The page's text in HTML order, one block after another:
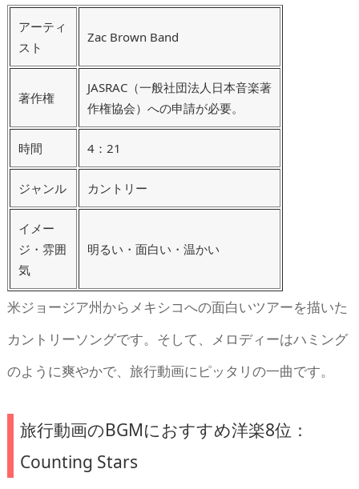
アーティ
スト
Zac Brown Band
著作権
JASRAC（一般社団法人日本音楽著
作権協会）への申請が必要。
時間 4：21
ジャンル カントリー
イメー
ジ・雰囲
気
明るい・面白い・温かい
米ジョージア州からメキシコへの面白いツアーを描いた
カントリーソングです。そして、メロディーはハミング
のように爽やかで、旅行動画にピッタリの一曲です。
旅行動画のBGMにおすすめ洋楽8位：
Counting Stars